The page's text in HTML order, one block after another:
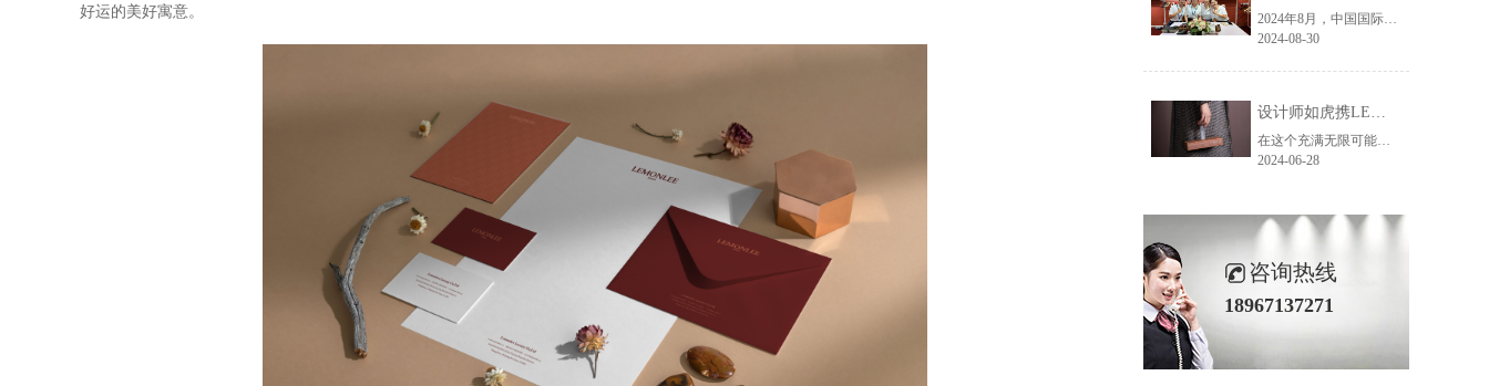
好运的美好寓意。
2024年8月，中国国际纺织面料及辅料（秋冬）博览会完美收官！作为一家拥有30年历史的专业衣架制造商，我们非常荣幸能够参与这一盛会，并在此期间与众多客户进行了广泛而深入的交流。
2024-08-30
设计师如虎携LEMONLEE红雪松礼盒荣获第六届未来·已来香港新锐当代设计奖铜奖
在这个充满无限可能的2024年夏季，LEMONLEE品牌设计师如虎以其非凡的创意与对自然的深刻理解，精心打造的红雪松木球礼盒，在“2024未来·已来——第六届香港新锐当代设计奖”中摘得铜奖。这不仅是对设计师如虎原创设计能力的嘉奖，更是对LEMONLEE品牌的高度认可。
2024-06-28
咨询热线
18967137271